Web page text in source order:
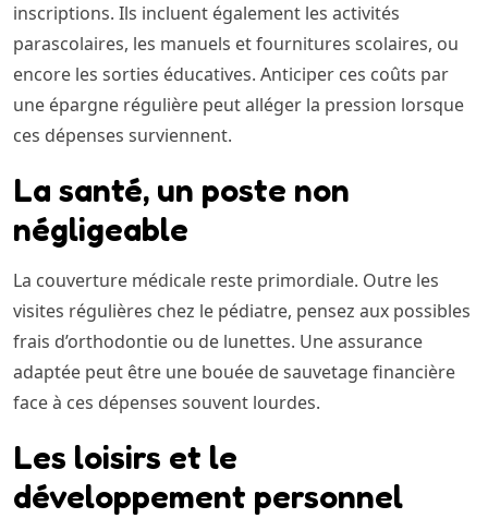
inscriptions. Ils incluent également les activités
parascolaires, les manuels et fournitures scolaires, ou
encore les sorties éducatives. Anticiper ces coûts par
une épargne régulière peut alléger la pression lorsque
ces dépenses surviennent.
La santé, un poste non
négligeable
La couverture médicale reste primordiale. Outre les
visites régulières chez le pédiatre, pensez aux possibles
frais d’orthodontie ou de lunettes. Une assurance
adaptée peut être une bouée de sauvetage financière
face à ces dépenses souvent lourdes.
Les loisirs et le
développement personnel